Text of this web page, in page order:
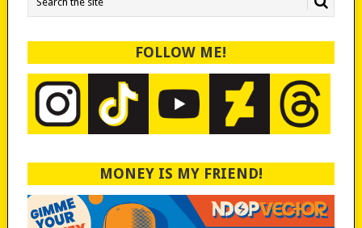
FOLLOW ME!
MONEY IS MY FRIEND!